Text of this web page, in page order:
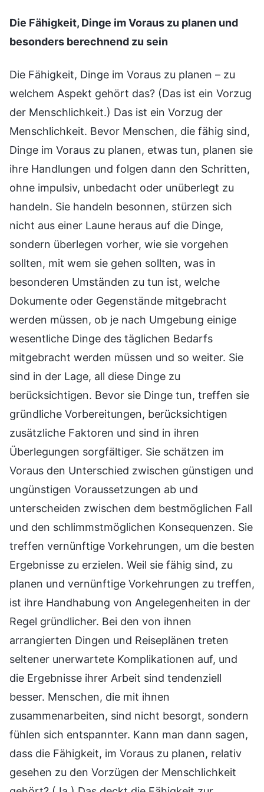
Die Fähigkeit, Dinge im Voraus zu planen und
besonders berechnend zu sein
Die Fähigkeit, Dinge im Voraus zu planen – zu
welchem Aspekt gehört das? (Das ist ein Vorzug
der Menschlichkeit.) Das ist ein Vorzug der
Menschlichkeit. Bevor Menschen, die fähig sind,
Dinge im Voraus zu planen, etwas tun, planen sie
ihre Handlungen und folgen dann den Schritten,
ohne impulsiv, unbedacht oder unüberlegt zu
handeln. Sie handeln besonnen, stürzen sich
nicht aus einer Laune heraus auf die Dinge,
sondern überlegen vorher, wie sie vorgehen
sollten, mit wem sie gehen sollten, was in
besonderen Umständen zu tun ist, welche
Dokumente oder Gegenstände mitgebracht
werden müssen, ob je nach Umgebung einige
wesentliche Dinge des täglichen Bedarfs
mitgebracht werden müssen und so weiter. Sie
sind in der Lage, all diese Dinge zu
berücksichtigen. Bevor sie Dinge tun, treffen sie
gründliche Vorbereitungen, berücksichtigen
zusätzliche Faktoren und sind in ihren
Überlegungen sorgfältiger. Sie schätzen im
Voraus den Unterschied zwischen günstigen und
ungünstigen Voraussetzungen ab und
unterscheiden zwischen dem bestmöglichen Fall
und den schlimmstmöglichen Konsequenzen. Sie
treffen vernünftige Vorkehrungen, um die besten
Ergebnisse zu erzielen. Weil sie fähig sind, zu
planen und vernünftige Vorkehrungen zu treffen,
ist ihre Handhabung von Angelegenheiten in der
Regel gründlicher. Bei den von ihnen
arrangierten Dingen und Reiseplänen treten
seltener unerwartete Komplikationen auf, und
die Ergebnisse ihrer Arbeit sind tendenziell
besser. Menschen, die mit ihnen
zusammenarbeiten, sind nicht besorgt, sondern
fühlen sich entspannter. Kann man dann sagen,
dass die Fähigkeit, im Voraus zu planen, relativ
gesehen zu den Vorzügen der Menschlichkeit